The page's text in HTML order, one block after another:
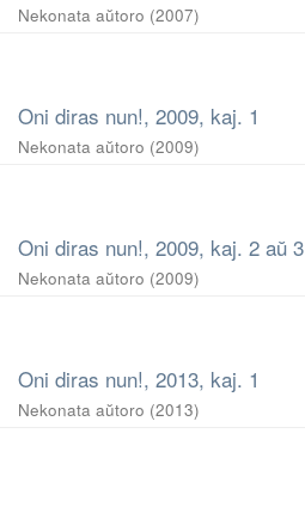
Nekonata aŭtoro (2007)
Oni diras nun!, 2009, kaj. 1
Nekonata aŭtoro (2009)
Oni diras nun!, 2009, kaj. 2 aŭ 3
Nekonata aŭtoro (2009)
Oni diras nun!, 2013, kaj. 1
Nekonata aŭtoro (2013)